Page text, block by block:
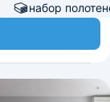
набор